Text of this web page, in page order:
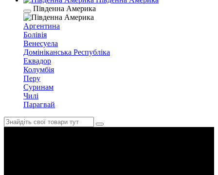
Південна Америка
Аргентина
Болівія
Венесуела
Домініканська Республіка
Еквадор
Колумбія
Перу
Суринам
Чилі
Парагвай